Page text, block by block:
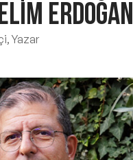
ERDOĞAN
Yazar